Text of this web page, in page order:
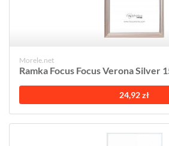
Morele.net
Ramka Focus Focus Verona Silver
24,92 zł